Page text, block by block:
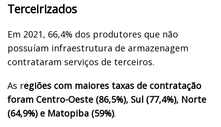
Terceirizados
Em 2021, 66,4% dos produtores que não
possuíam infraestrutura de armazenagem
contrataram serviços de terceiros.
As regiões com maiores taxas de contratação
foram Centro-Oeste (86,5%), Sul (77,4%), Norte
(64,9%) e Matopiba (59%).